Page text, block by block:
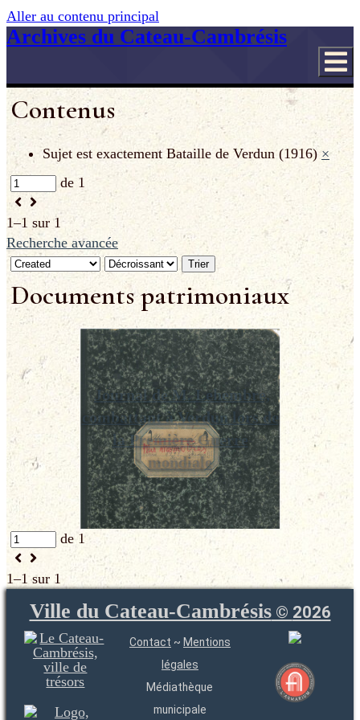
Aller au contenu principal
Archives du Cateau-Cambrésis
Contenus
Sujet est exactement Bataille de Verdun (1916) ×
de 1
1–1 sur 1
Recherche avancée
Trier
Documents patrimoniaux
Journal de M. Lehembre,
combattant à Verdun lors de
la Première Guerre
mondiale
de 1
1–1 sur 1
Ville du Cateau-Cambrésis© 2026
Contact ~ Mentions
légales
Médiathèque
municipale